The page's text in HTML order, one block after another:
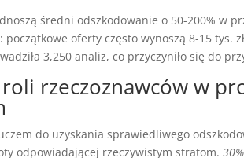
średni odszkodowanie o 50-200% w
oferty często wynoszą 8-15 tys.
3,250 analiz, co przyczyniło się do
rzeczoznawców w
do uzyskania sprawiedliwego
odpowiadającej rzeczywistym stratom.30%